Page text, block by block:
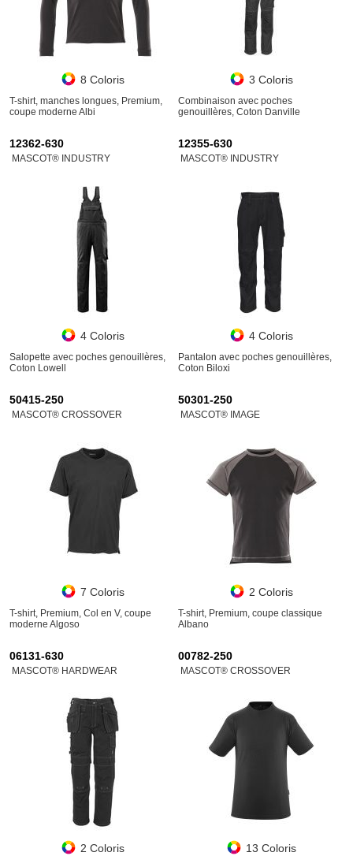
8 Coloris
T-shirt, manches longues, Premium,
coupe moderne Albi
3 Coloris
Combinaison avec poches
genouillères, Coton Danville
12362-630
MASCOT® INDUSTRY
4 Coloris
Salopette avec poches genouillères,
Coton Lowell
12355-630
MASCOT® INDUSTRY
4 Coloris
Pantalon avec poches genouillères,
Coton Biloxi
50415-250
MASCOT® CROSSOVER
7 Coloris
T-shirt, Premium, Col en V, coupe
moderne Algoso
50301-250
MASCOT® IMAGE
2 Coloris
T-shirt, Premium, coupe classique
Albano
06131-630
MASCOT® HARDWEAR
2 Coloris
00782-250
MASCOT® CROSSOVER
13 Coloris